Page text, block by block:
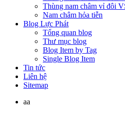
Thùng nam châm vỉ đôi
Nam châm hỏa tiễn
Blog Lực Phát
Tổng quan blog
Thư mục blog
Blog Item by Tag
Single Blog Item
Tin tức
Liên hệ
Sitemap
aa